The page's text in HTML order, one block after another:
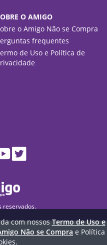
com nossosTermo de Uso e
Não se Compra e Política
O AMIGO
o Amigo Não se Compra
frequentes
de Uso e Política de
reservados.